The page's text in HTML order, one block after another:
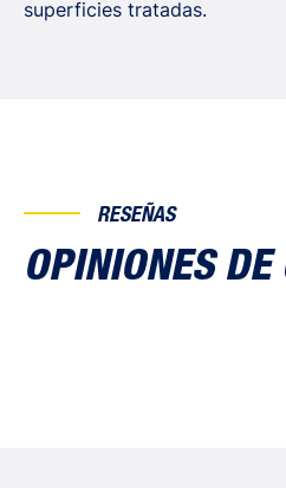
superficies tratadas.
RESEÑAS
OPINIONES DE